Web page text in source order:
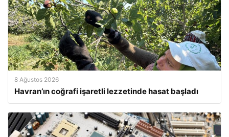
8 Ağustos 2026
Havran’ın coğrafi işaretli lezzetinde hasat başladı